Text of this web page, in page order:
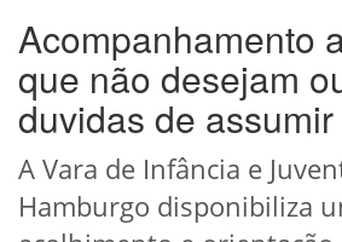
Acompanhamento
que não desejam
duvidas de
A Vara de Infância e
Hamburgo disponibiliza